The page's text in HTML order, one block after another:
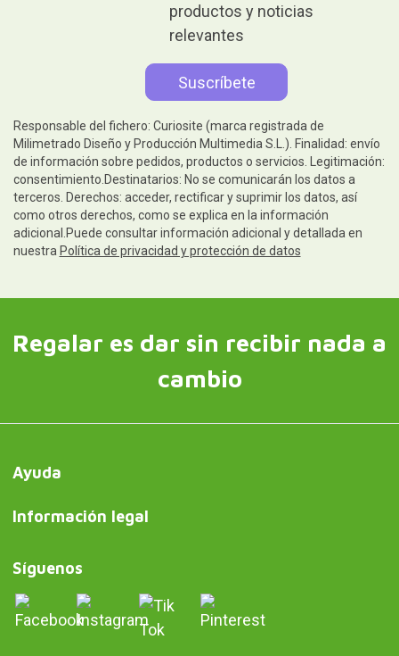
productos y noticias
relevantes
Responsable del fichero: Curiosite (marca registrada de
Milimetrado Diseño y Producción Multimedia S.L.). Finalidad: envío
de información sobre pedidos, productos o servicios. Legitimación:
consentimiento.Destinatarios: No se comunicarán los datos a
terceros. Derechos: acceder, rectificar y suprimir los datos, así
como otros derechos, como se explica en la información
adicional.Puede consultar información adicional y detallada en
nuestra Política de privacidad y protección de datos
Regalar es dar sin recibir nada a
cambio
Ayuda
Información legal
Síguenos